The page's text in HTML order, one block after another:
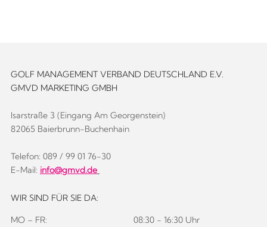
GOLF MANAGEMENT VERBAND DEUTSCHLAND E.V.
GMVD MARKETING GMBH
Isarstraße 3 (Eingang Am Georgenstein)
82065 Baierbrunn-Buchenhain
Telefon: 089 / 99 01 76-30
E-Mail: info@gmvd.de
WIR SIND FÜR SIE DA:
MO – FR: 08:30 - 16:30 Uhr